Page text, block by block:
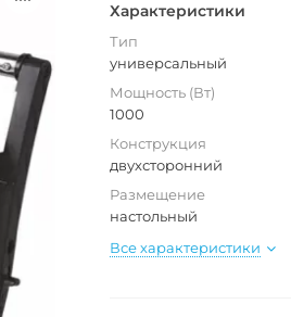
Характеристики
Тип
универсальный
Мощность (Вт)
1000
Конструкция
двухсторонний
Размещение
настольный
Все характеристики